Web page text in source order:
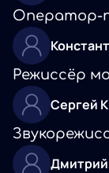
Оператор-
Режиссёр
Сергей